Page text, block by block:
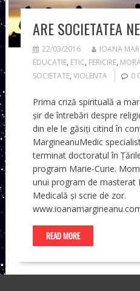
ARE SOCIETATEA
22/03/2016 IOANA
EDUCATIE, ETIC, FERICIRE,
SOCIETATE, VIOLENTA 0
Prima criză spirituală a
șir de întrebări despre
din ele le găsiți citind în
MargineanuMedic
terminat doctoratul în
program Marie-Curie.
unui program de masterat
Medicală și scrie de zor.
READ MORE